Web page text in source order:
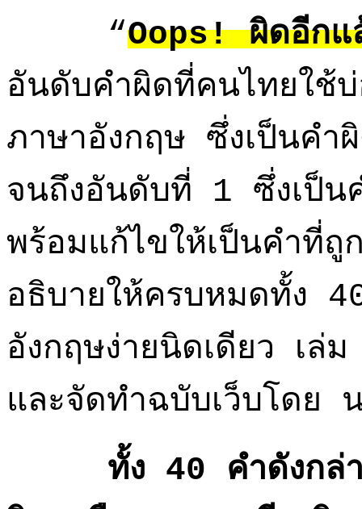
“Oops! ผิดอีกแ
อันดับคำผิดที่คนไทยใช้
ภาษาอังกฤษ ซึ่งเป็นคำ
จนถึงอันดับที่ 1 ซึ่งเป็น
พร้อมแก้ไขให้เป็นคำที่ถู
อธิบายให้ครบหมดทั้ง
อังกฤษง่ายนิดเดียว เ
และจัดทำฉบับเว็บโดย
ทั้ง 40 คำดังกล่าว